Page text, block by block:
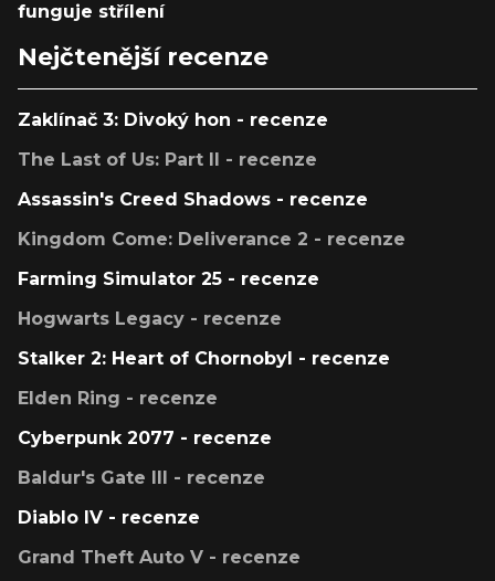
funguje střílení
Nejčtenější recenze
Zaklínač 3: Divoký hon - recenze
The Last of Us: Part II - recenze
Assassin's Creed Shadows - recenze
Kingdom Come: Deliverance 2 - recenze
Farming Simulator 25 - recenze
Hogwarts Legacy - recenze
Stalker 2: Heart of Chornobyl - recenze
Elden Ring - recenze
Cyberpunk 2077 - recenze
Baldur's Gate III - recenze
Diablo IV - recenze
Grand Theft Auto V - recenze